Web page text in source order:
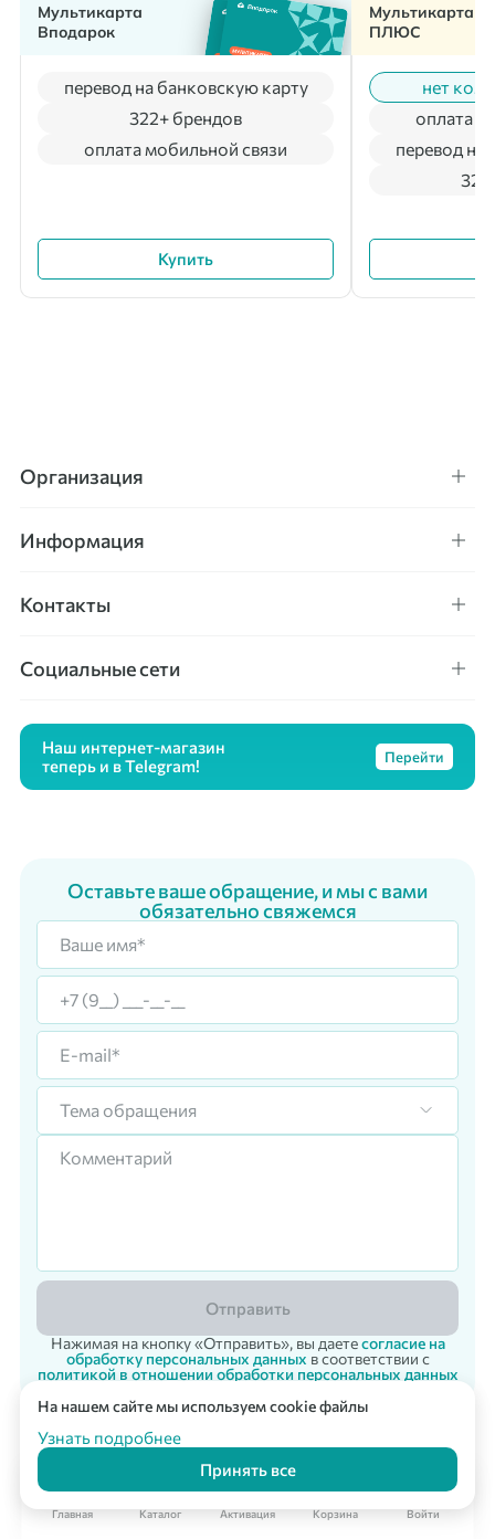
Корпоративный заказ
Главная Каталог Активация Корзина Войти
Мультикарта
Вподарок
оплата мобильной связи
перевод на банковскую карту
322+ брендов
Купить
Мультикарта
ПЛЮС
нет
оплата
перевод на
Организация
Информация
Контакты
Социальные сети
Наш интернет-магазин
теперь и в Telegram!
Перейти
Оставьте ваше обращение, и мы с вами
обязательно свяжемся
Тема обращения
Отправить
Нажимая на кнопку «Отправить», вы даетесогласие на
обработку персональных данных в соответствии с
политикой в отношении обработки персональных данных
На нашем сайте мы используем cookie файлы
Узнать подробнее
Принять все
© 2007 - 2026 «Vpodarok» Радость дарить - радость получать!